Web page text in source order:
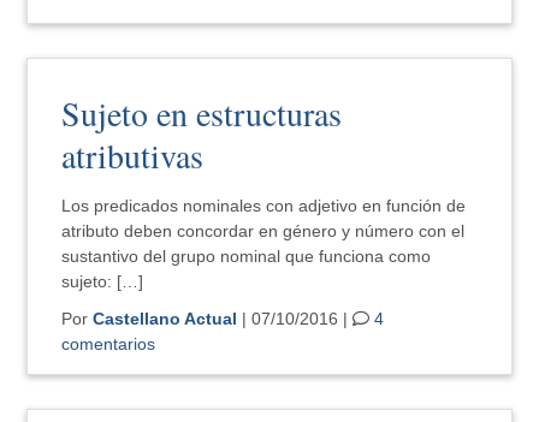
Sujeto en estructuras
atributivas
Los predicados nominales con adjetivo en función de
atributo deben concordar en género y número con el
sustantivo del grupo nominal que funciona como
sujeto: […]
PorCastellano Actual | 07/10/2016 |
4
comentarios